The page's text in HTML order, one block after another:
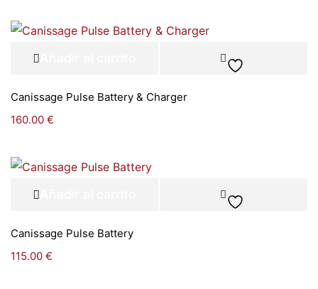
Canissage Pulse Battery & Charger
160.00 €
Canissage Pulse Battery
115.00 €